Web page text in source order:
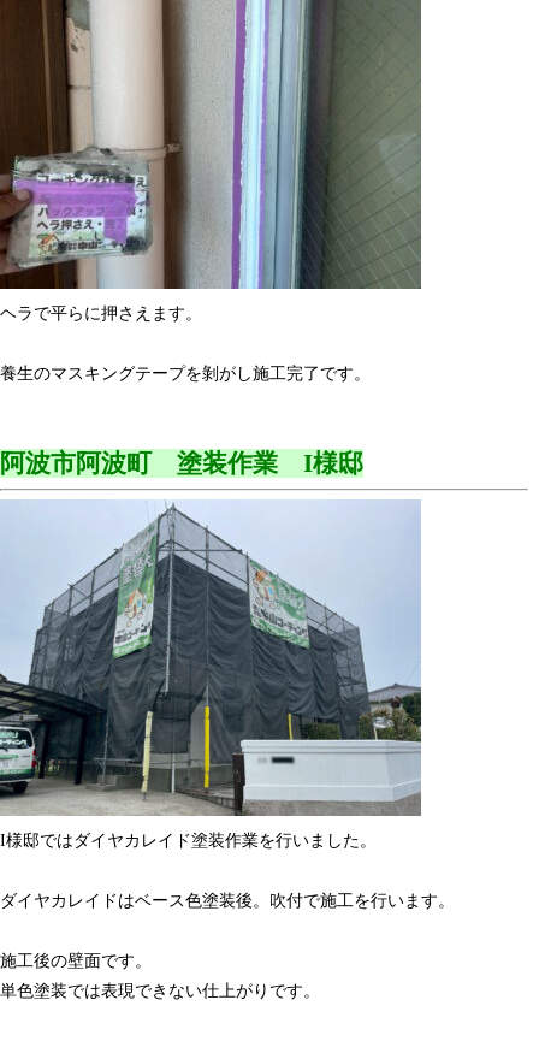
ヘラで平らに押さえます。
養生のマスキングテープを剝がし施工完了です。
阿波市阿波町 塗装作業 I様邸
I様邸ではダイヤカレイド塗装作業を行いました。
ダイヤカレイドはベース色塗装後。吹付で施工を行います。
施工後の壁面です。
単色塗装では表現できない仕上がりです。